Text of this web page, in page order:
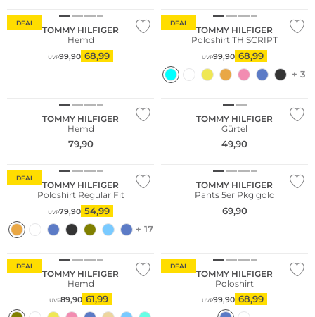
DEAL
TOMMY HILFIGER
Hemd
UVP99,90 68,99
DEAL
TOMMY HILFIGER
Poloshirt TH SCRIPT
UVP99,90 68,99
+ 3
TOMMY HILFIGER
Hemd
79,90
TOMMY HILFIGER
Gürtel
49,90
DEAL
TOMMY HILFIGER
Poloshirt Regular Fit
UVP79,90 54,99
+ 17
TOMMY HILFIGER
Pants 5er Pkg gold
69,90
DEAL
TOMMY HILFIGER
Hemd
UVP89,90 61,99
DEAL
TOMMY HILFIGER
Poloshirt
UVP99,90 68,99